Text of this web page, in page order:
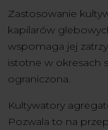
Zastosowanie
kapilarów
wspomaga jej
istotne w okresach
ograniczona.
Kultywatory
Pozwala to na